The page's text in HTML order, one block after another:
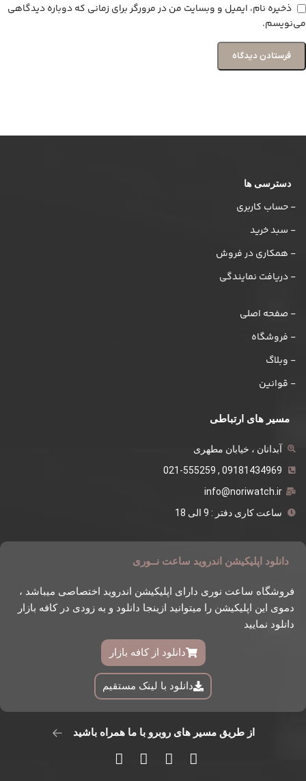
ذخیره نام، ایمیل و وبسایت من در مرورگر برای زمانی که دوباره دیدگاهی
می‌نویسم.
دسترسی ها
- حساب کاربری
- سبد خرید
- همکاری در فروش
- دریافت نمایندگی
- صفحه اصلی
- فروشگاه
- وبلاگ
- قوانین
مسیر های ارتباطی
آبدانان ، خیابان مطهری
09181434969 , 021-555259
info@noriwatch.ir
ساعت کاری دفتر : 9 الی 18
دانلود اپلیکیشن اندروید ساعت نــوری
فروشگاه ساعت نوری دارای اپلیکیشن اندروید اختصاصی میباشد ،
دموی این اپلیکیشن را میتوانید ازینجا دانلود و به زودی در کافه بازار
دانلود نمایید
دانلود از کافه بازار
دانلود با لینک مستقیم
از طریق مسیر های روبرو با ما همراه باشید